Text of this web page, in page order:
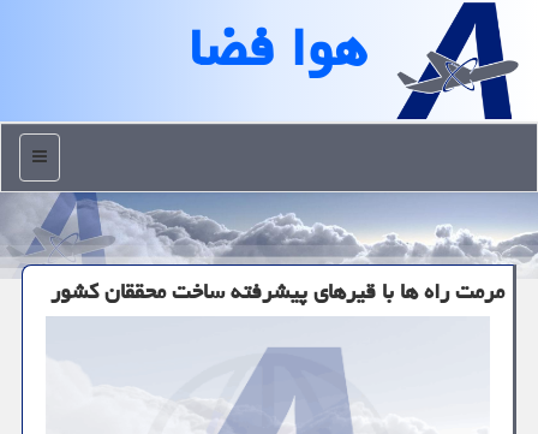
هوا فضا
منو
مرمت راه ها با قیرهای پیشرفته ساخت محققان كشور